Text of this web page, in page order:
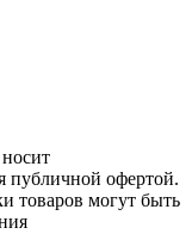
публичной офертой.
товаров могут быть